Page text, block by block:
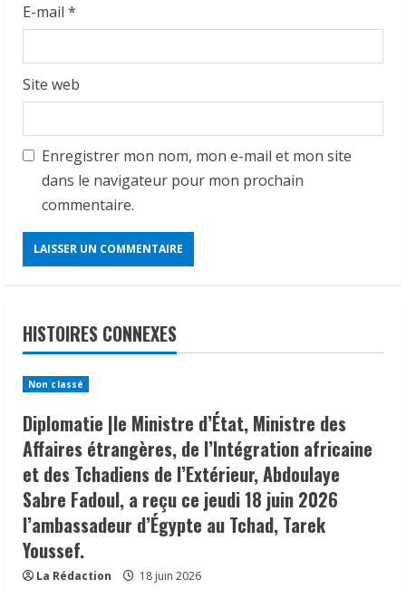
E-mail *
Site web
Enregistrer mon nom, mon e-mail et mon site
dans le navigateur pour mon prochain
commentaire.
HISTOIRES CONNEXES
Non classé
Diplomatie |le Ministre d’État, Ministre des
Affaires étrangères, de l’Intégration africaine
et des Tchadiens de l’Extérieur, Abdoulaye
Sabre Fadoul, a reçu ce jeudi 18 juin 2026
l’ambassadeur d’Égypte au Tchad, Tarek
Youssef.
La Rédaction 18 juin 2026